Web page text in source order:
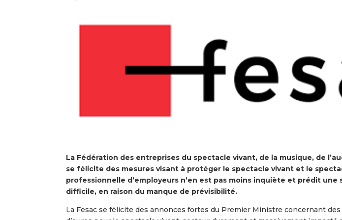
La Fédération des entreprises du spectacle vivant, de la musique, de
se félicite des mesures visant à protéger le spectacle vivant et le
professionnelle d’employeurs n’en est pas moins inquiète et prédit une
difficile, en raison du manque de prévisibilité.
La Fesac se félicite des annonces fortes du Premier Ministre concernant